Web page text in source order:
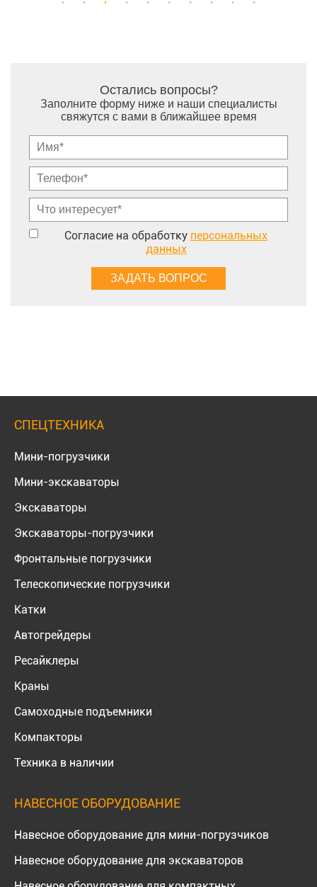
Остались вопросы?
Заполните форму ниже и наши специалисты
свяжутся с вами в ближайшее время
Согласие на обработку персональных
данных
СПЕЦТЕХНИКА
Мини-погрузчики
Мини-экскаваторы
Экскаваторы
Экскаваторы-погрузчики
Фронтальные погрузчики
Телескопические погрузчики
Катки
Автогрейдеры
Ресайклеры
Краны
Самоходные подъемники
Компакторы
Техника в наличии
НАВЕСНОЕ ОБОРУДОВАНИЕ
Навесное оборудование для мини-погрузчиков
Навесное оборудование для экскаваторов